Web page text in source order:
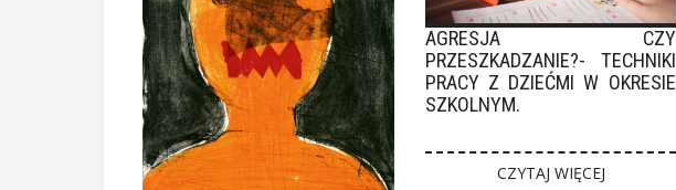
AGRESJA CZY
PRZESZKADZANIE?- TECHNIKI
PRACY Z DZIEĆMI W OKRESIE
SZKOLNYM.
CZYTAJ WIĘCEJ